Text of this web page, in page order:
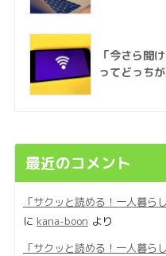
「今さら聞
ってどっち
最近のコメント
「サクッと読める！一人暮ら
に kana-boon より
「サクッと読める！一人暮ら